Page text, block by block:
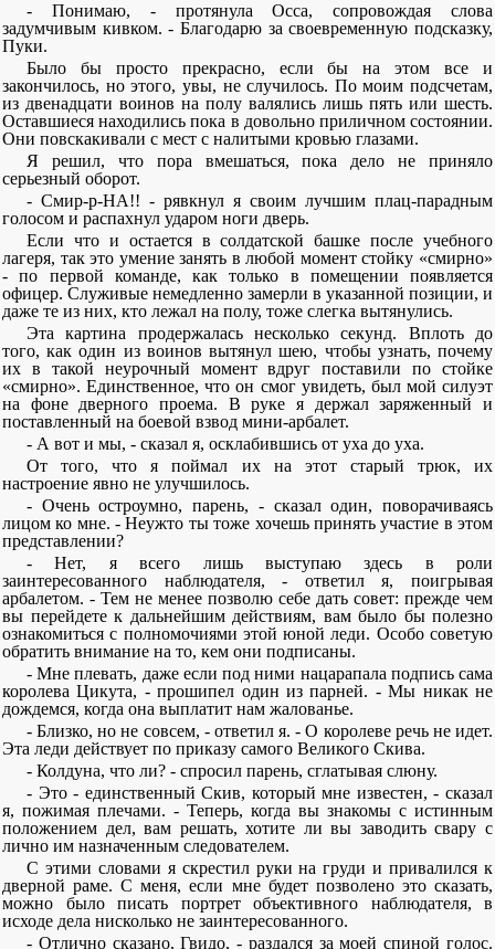
- Понимаю, - протянула Осса, сопровождая слова
задумчивым кивком. - Благодарю за своевременную подсказку,
Пуки.
Было бы просто прекрасно, если бы на этом все и
закончилось, но этого, увы, не случилось. По моим подсчетам,
из двенадцати воинов на полу валялись лишь пять или шесть.
Оставшиеся находились пока в довольно приличном состоянии.
Они повскакивали с мест с налитыми кровью глазами.
Я решил, что пора вмешаться, пока дело не приняло
серьезный оборот.
- Смир-р-НА!! - рявкнул я своим лучшим плац-парадным
голосом и распахнул ударом ноги дверь.
Если что и остается в солдатской башке после учебного
лагеря, так это умение занять в любой момент стойку «смирно»
- по первой команде, как только в помещении появляется
офицер. Служивые немедленно замерли в указанной позиции, и
даже те из них, кто лежал на полу, тоже слегка вытянулись.
Эта картина продержалась несколько секунд. Вплоть до
того, как один из воинов вытянул шею, чтобы узнать, почему
их в такой неурочный момент вдруг поставили по стойке
«смирно». Единственное, что он смог увидеть, был мой силуэт
на фоне дверного проема. В руке я держал заряженный и
поставленный на боевой взвод мини-арбалет.
- А вот и мы, - сказал я, осклабившись от уха до уха.
От того, что я поймал их на этот старый трюк, их
настроение явно не улучшилось.
- Очень остроумно, парень, - сказал один, поворачиваясь
лицом ко мне. - Неужто ты тоже хочешь принять участие в этом
представлении?
- Нет, я всего лишь выступаю здесь в роли
заинтересованного наблюдателя, - ответил я, поигрывая
арбалетом. - Тем не менее позволю себе дать совет: прежде чем
вы перейдете к дальнейшим действиям, вам было бы полезно
ознакомиться с полномочиями этой юной леди. Особо советую
обратить внимание на то, кем они подписаны.
- Мне плевать, даже если под ними нацарапала подпись сама
королева Цикута, - прошипел один из парней. - Мы никак не
дождемся, когда она выплатит нам жалованье.
- Близко, но не совсем, - ответил я. - О королеве речь не идет.
Эта леди действует по приказу самого Великого Скива.
- Колдуна, что ли? - спросил парень, сглатывая слюну.
- Это - единственный Скив, который мне известен, - сказал
я, пожимая плечами. - Теперь, когда вы знакомы с истинным
положением дел, вам решать, хотите ли вы заводить свару с
лично им назначенным следователем.
С этими словами я скрестил руки на груди и привалился к
дверной раме. С меня, если мне будет позволено это сказать,
можно было писать портрет объективного наблюдателя, в
исходе дела нисколько не заинтересованного.
- Отлично сказано, Гвидо, - раздался за моей спиной голос.